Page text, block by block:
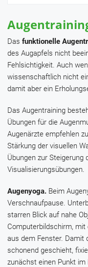
Das funktionelle
des Augapfels nicht
Fehlsichtigkeit. Auch
wissenschaftlich nicht
damit aber ein
Das Augentraining
Übungen für die
Augenärzte empfehlen
Stärkung der visuellen
Übungen zur Steigerung
Visualisierungsübungen.
Augenyoga. Beim
Verschnaufpause.
starren Blick auf nahe
Computerbildschirm, mit
aus dem Fenster. Damit
schonend geschieht,
zunächst einen Punkt